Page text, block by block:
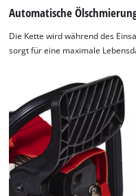
Wir
This
to
visitor.
the site
Automatische
Die Kette wird während des
sorgt für eine maximale